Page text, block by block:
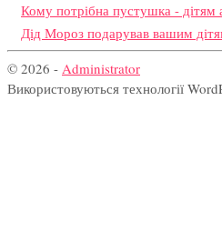
Кому потрібна пустушка - дітям
Дід Мороз подарував вашим
© 2026 - Administrator
Використовуються технології